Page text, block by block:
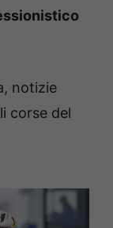
notizie
corse del